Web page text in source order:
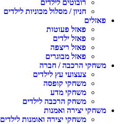
רובוטים לילדים
חניון / מסלול מכוניות לילדים
פאזלים
פאזל פעוטות
פאזל ילדים
פאזל ריצפה
פאזל מבוגרים
משחקי הרכבה / חברה
צעצועי עץ לילדים
משחקי קופסה
משחקי מדע
משחק הרכבה לילדים
משחקי יצירה ואמנות
משחקי יצירה ואומנות לילדים